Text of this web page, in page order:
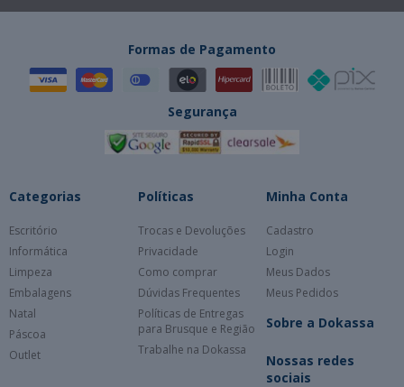
Formas de Pagamento
Segurança
Categorias
Escritório
Informática
Limpeza
Embalagens
Natal
Páscoa
Outlet
Políticas
Trocas e Devoluções
Privacidade
Como comprar
Dúvidas Frequentes
Políticas de Entregas
para Brusque e Região
Trabalhe na Dokassa
Minha Conta
Cadastro
Login
Meus Dados
Meus Pedidos
Sobre a Dokassa
Nossas redes
sociais